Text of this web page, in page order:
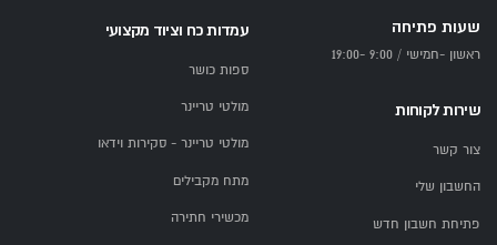
שעות פתיחה
ראשון -חמישי / 9:00 -19:00
שירות לקוחות
צור קשר
החשבון שלי
פתיחת חשבון חדש
עמדות כח וציוד מקצועי
ספות כושר
מולטי טריינר
מולטי טריינר - סקירות וידאו
מתח מקבילים
מכשירי חתירה